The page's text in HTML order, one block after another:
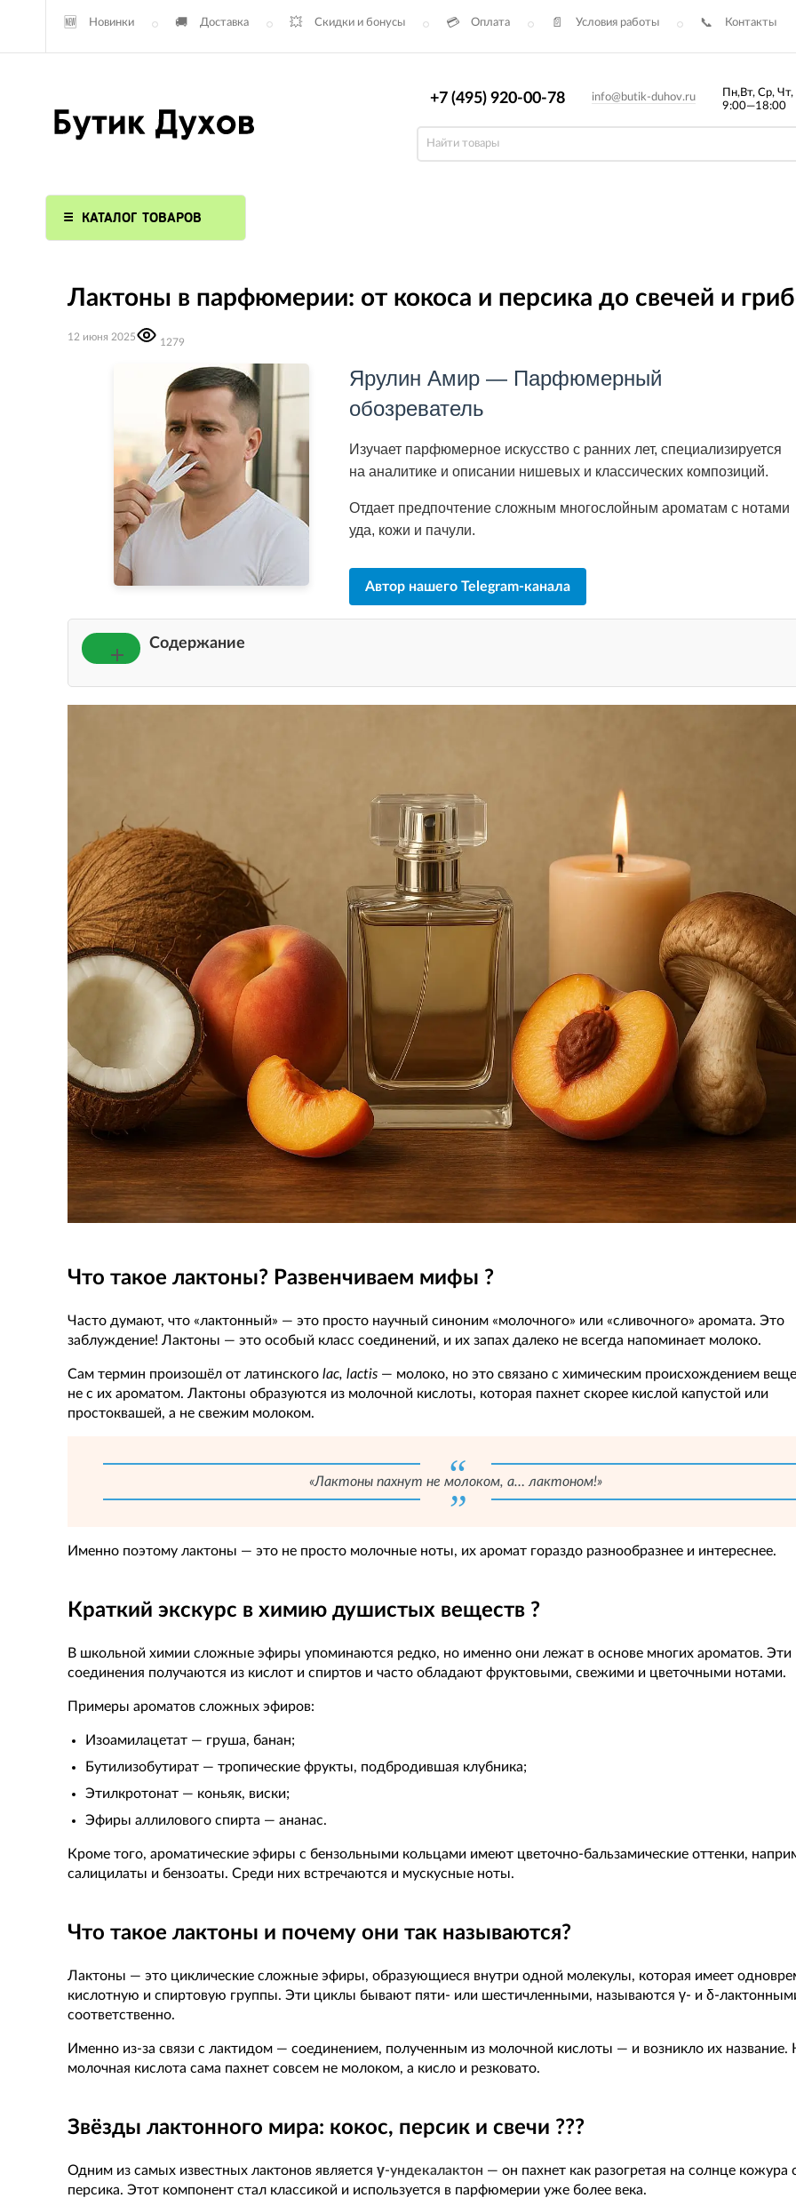
Новинки Доставка Скидки и бонусы Оплата Условия работы Контакты
+7 (495) 920-00-78 info@butik-duhov.ru
Пн,Вт, Ср,
9:00—18:00
КАТАЛОГ ТОВАРОВ
Лактоны в парфюмерии: от кокоса и персика до свечей и
12 июня 2025 1279
Ярулин Амир — Парфюмерный
обозреватель
Изучает парфюмерное искусство с ранних лет, специализируется
на аналитике и описании нишевых и классических композиций.
Отдает предпочтение сложным многослойным ароматам с нотами
уда, кожи и пачули.
Автор нашего Telegram-канала
Содержание
Краткий экскурс в химию душистых веществ ?
Макроциклические лактоны и мускусы: загадка природы ?
Лактоны и сложные эфиры: незаменимые ингредиенты ароматов ?
Заключение
Что такое лактоны? Развенчиваем мифы ?
Часто думают, что «лактонный» — это просто научный синоним «молочного» или «сливочного» аромата. Это
заблуждение! Лактоны — это особый класс соединений, и их запах далеко не всегда напоминает молоко.
Сам термин произошёл от латинского lac, lactis — молоко, но это связано с химическим происхождением
не с их ароматом. Лактоны образуются из молочной кислоты, которая пахнет скорее кислой капустой или
простоквашей, а не свежим молоком.
«Лактоны пахнут не молоком, а… лактоном!»
Именно поэтому лактоны — это не просто молочные ноты, их аромат гораздо разнообразнее и интереснее.
Краткий экскурс в химию душистых веществ ?
В школьной химии сложные эфиры упоминаются редко, но именно они лежат в основе многих ароматов. Эти
соединения получаются из кислот и спиртов и часто обладают фруктовыми, свежими и цветочными нотами.
Примеры ароматов сложных эфиров:
Изоамилацетат — груша, банан;
Бутилизобутират — тропические фрукты, подбродившая клубника;
Этилкротонат — коньяк, виски;
Эфиры аллилового спирта — ананас.
Кроме того, ароматические эфиры с бензольными кольцами имеют цветочно-бальзамические оттенки,
салицилаты и бензоаты. Среди них встречаются и мускусные ноты.
Что такое лактоны и почему они так называются?
Лактоны — это циклические сложные эфиры, образующиеся внутри одной молекулы, которая имеет
кислотную и спиртовую группы. Эти циклы бывают пяти- или шестичленными, называются γ- и δ-
соответственно.
Именно из-за связи с лактидом — соединением, полученным из молочной кислоты — и возникло их название.
молочная кислота сама пахнет совсем не молоком, а кисло и резковато.
Звёзды лактонного мира: кокос, персик и свечи ???️
Одним из самых известных лактонов является γ-ундекалактон — он пахнет как разогретая на солнце кожура
персика. Этот компонент стал классикой и используется в парфюмерии уже более века.